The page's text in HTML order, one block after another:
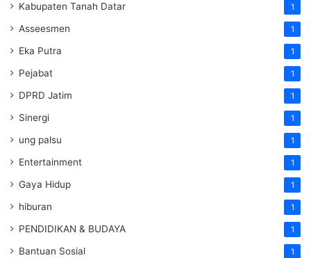
Kabupaten Tanah Datar 1
Asseesmen 1
Eka Putra 1
Pejabat 1
DPRD Jatim 1
Sinergi 1
ung palsu 1
Entertainment 1
Gaya Hidup 1
hiburan 1
PENDIDIKAN & BUDAYA 1
Bantuan Sosial 1